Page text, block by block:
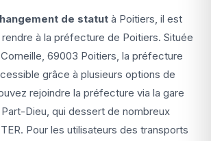
de statut à Poitiers, il est
à la préfecture de Poitiers. Située
69003 Poitiers, la préfecture
grâce à plusieurs options de
rejoindre la préfecture via la gare
Dieu, qui dessert de nombreux
Pour les utilisateurs des transports